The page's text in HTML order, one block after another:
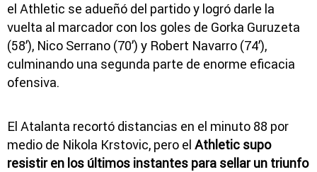
el Athletic se adueñó del partido y logró darle la
vuelta al marcador con los goles de Gorka Guruzeta
(58’), Nico Serrano (70’) y Robert Navarro (74’),
culminando una segunda parte de enorme eficacia
ofensiva.
El Atalanta recortó distancias en el minuto 88 por
medio de Nikola Krstovic, pero el Athletic supo
resistir en los últimos instantes para sellar un triunfo